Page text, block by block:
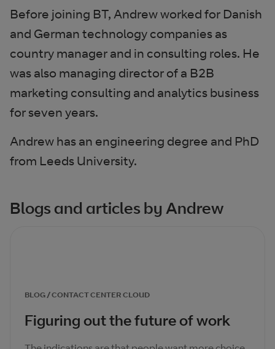
Before joining BT, Andrew worked for Danish
and German technology companies as
country manager and in consulting roles. He
was also managing director of a B2B
marketing consulting and analytics business
for seven years.
Andrew has an engineering degree and PhD
from Leeds University.
Blogs and articles by Andrew
BLOG / CONTACT CENTER CLOUD
Figuring out the future of work